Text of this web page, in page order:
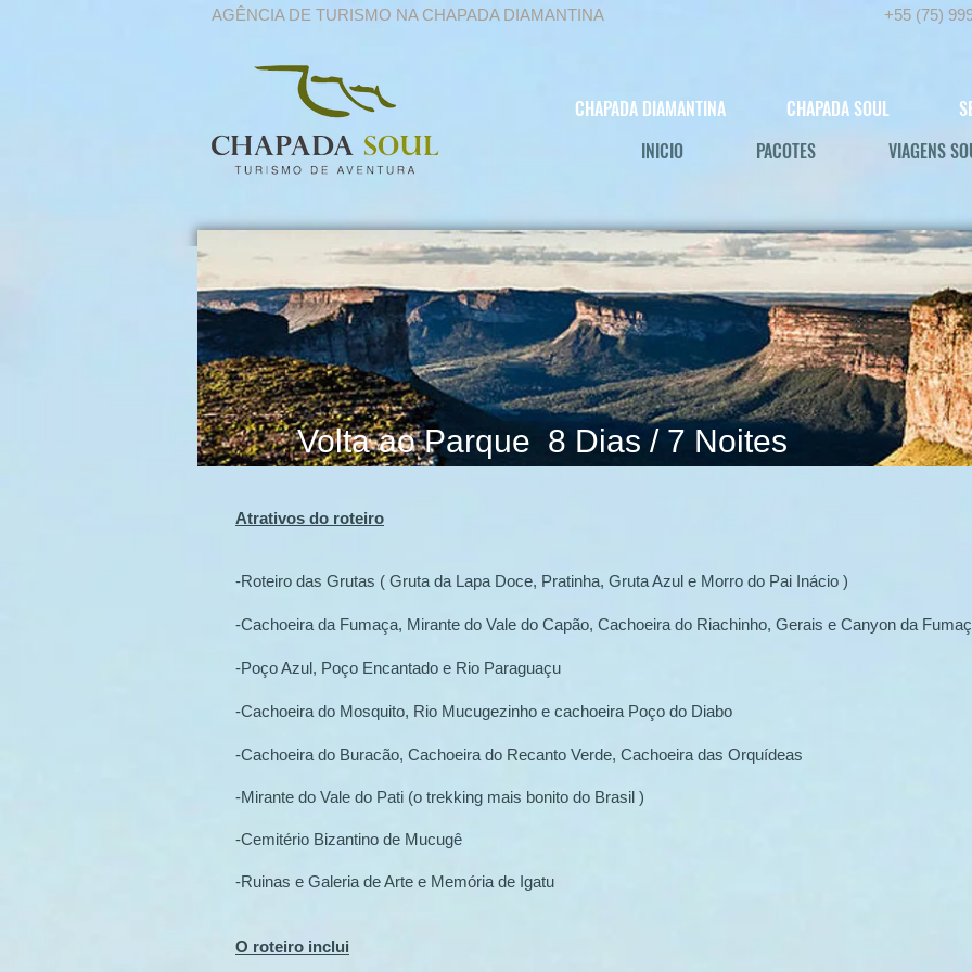
+55 (75)
AGÊNCIA DE TURISMO NA CHAPADA DIAMANTINA
CHAPADA DIAMANTINA CHAPADA SOUL
INICIO
PACOTES VIAGENS
Volta ao Parque 8 Dias / 7 Noites
Atrativos do roteiro
-Roteiro das Grutas ( Gruta da Lapa Doce, Pratinha, Gruta Azul e Morro do Pai Inácio )
-Cachoeira da Fumaça, Mirante do Vale do Capão, Cachoeira do Riachinho, Gerais e Canyon da
-Poço Azul, Poço Encantado e Rio Paraguaçu
-Cachoeira do Mosquito, Rio Mucugezinho e cachoeira Poço do Diabo
-Cachoeira do Buracão, Cachoeira do Recanto Verde, Cachoeira das Orquídeas
-Mirante do Vale do Pati (o trekking mais bonito do Brasil )
-Cemitério Bizantino de Mucugê
-Ruinas e Galeria de Arte e Memória de Igatu
O roteiro inclui